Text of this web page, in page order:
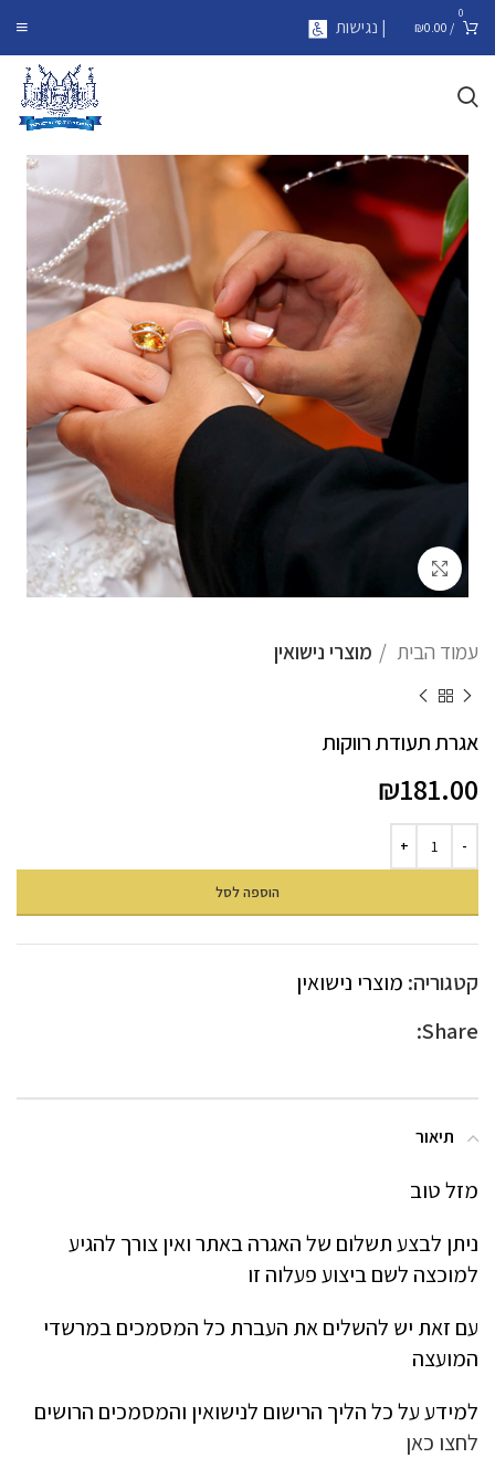
0
/
₪0.00 | נגישות
עמוד הבית מוצרי נישואין
אגרת תעודת רווקות
₪181.00
הוספה לסל
קטגוריה: מוצרי נישואין
Share:
תיאור
מזל טוב
ניתן לבצע תשלום של האגרה באתר ואין צורך להגיע
למוכצה לשם ביצוע פעלוה זו
עם זאת יש להשלים את העברת כל המסמכים במרשדי
המועצה
למידע על כל הליך הרישום לנישואין והמסמכים הרושים
לחצו כאן